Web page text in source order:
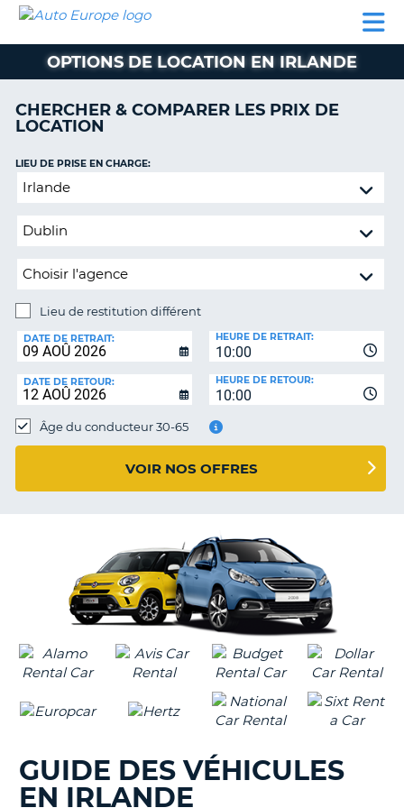
LOCATION
VOITURE
CAMPING-
CAR
CLIENT
AUTO
EUROPE
LOCATION
VOITURE
CAMPING-
CAR
PARTENAIRES
SUPPORT
CLIENT
COMPTE
MA
OPTIONS DE LOCATION EN IRLANDE
CHERCHER & COMPARER LES PRIX DE
LOCATION
Lieu
restitution
LIEU DE PRISE EN CHARGE:
Lieu de restitution différent
DE
RESTITUTION:
DATE DE RETRAIT:
10:00
HEURE DE RETRAIT:
DATE DE RETOUR:
10:00
HEURE DE RETOUR:
Âge du conducteur 30-65
VOIR NOS OFFRES
GUIDE DES VÉHICULES
EN IRLANDE